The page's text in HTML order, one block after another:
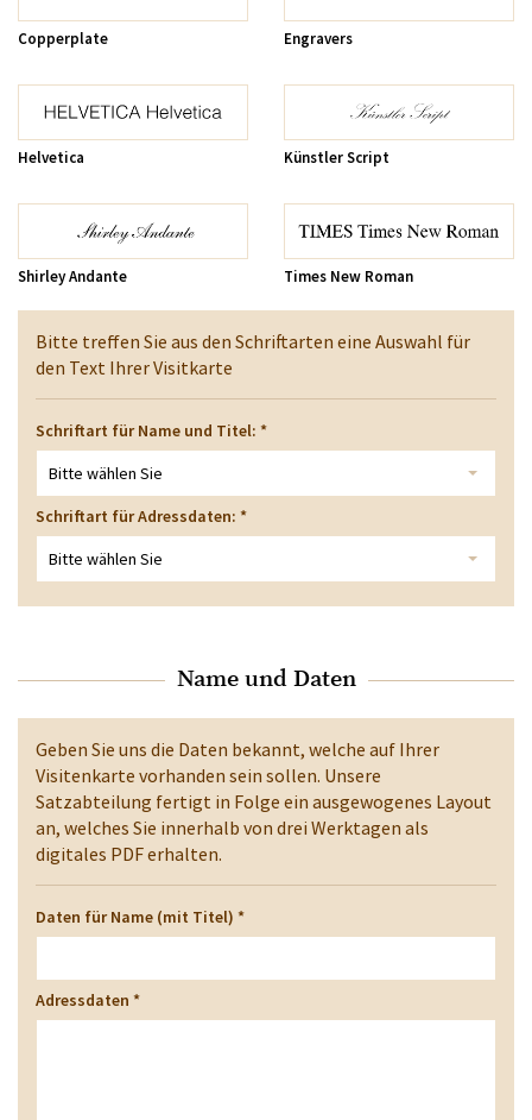
Copperplate Engravers
Helvetica Künstler Script
Shirley Andante Times New Roman
Bitte treffen Sie aus den Schriftarten eine Auswahl für
den Text Ihrer Visitkarte
Schriftart für Name und Titel: *
Bitte wählen Sie
Schriftart für Adressdaten: *
Bitte wählen Sie
Name und Daten
Geben Sie uns die Daten bekannt, welche auf Ihrer
Visitenkarte vorhanden sein sollen. Unsere
Satzabteilung fertigt in Folge ein ausgewogenes Layout
an, welches Sie innerhalb von drei Werktagen als
digitales PDF erhalten.
Daten für Name (mit Titel) *
Adressdaten *